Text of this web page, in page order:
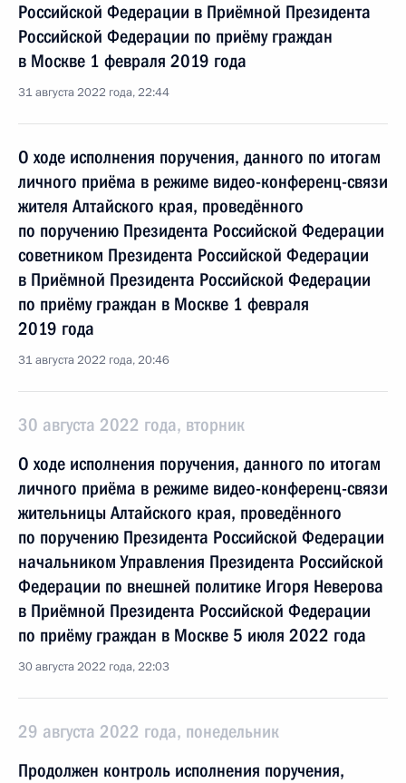
Российской Федерации в Приёмной Президента
Российской Федерации по приёму граждан
в Москве 1 февраля 2019 года
31 августа 2022 года, 22:44
О ходе исполнения поручения, данного по итогам
личного приёма в режиме видео-конференц-связи
жителя Алтайского края, проведённого
по поручению Президента Российской Федерации
советником Президента Российской Федерации
в Приёмной Президента Российской Федерации
по приёму граждан в Москве 1 февраля
2019 года
31 августа 2022 года, 20:46
30 августа 2022 года, вторник
О ходе исполнения поручения, данного по итогам
личного приёма в режиме видео-конференц-связи
жительницы Алтайского края, проведённого
по поручению Президента Российской Федерации
начальником Управления Президента Российской
Федерации по внешней политике Игоря Неверова
в Приёмной Президента Российской Федерации
по приёму граждан в Москве 5 июля 2022 года
30 августа 2022 года, 22:03
29 августа 2022 года, понедельник
Продолжен контроль исполнения поручения,